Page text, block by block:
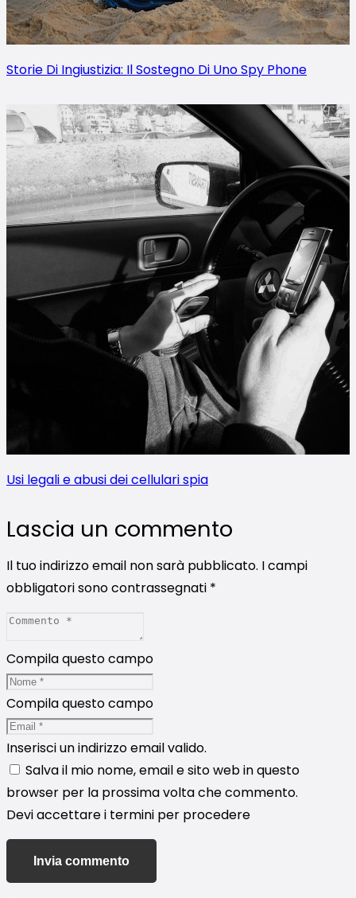
Storie Di Ingiustizia: Il Sostegno Di Uno Spy Phone
Usi legali e abusi dei cellulari spia
Lascia un commento
Il tuo indirizzo email non sarà pubblicato. I campi
obbligatori sono contrassegnati *
Compila questo campo
Compila questo campo
Inserisci un indirizzo email valido.
Salva il mio nome, email e sito web in questo
browser per la prossima volta che commento.
Devi accettare i termini per procedere
Invia commento